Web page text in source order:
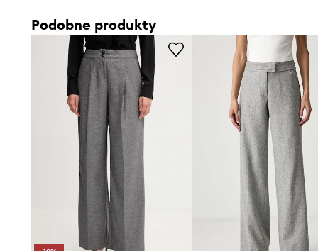
- Długość zewnętrzna nogawki: 105 cm.
- Wymiary podane dla rozmiaru: 36.
Podobne produkty